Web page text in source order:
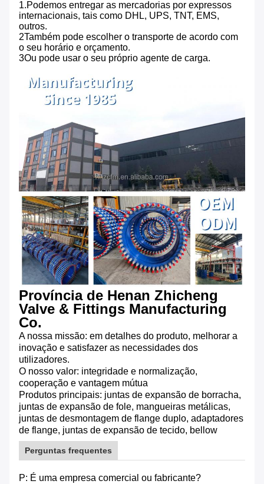
1.Podemos entregar as mercadorias por expressos
internacionais, tais como DHL, UPS, TNT, EMS,
outros.
2Também pode escolher o transporte de acordo com
o seu horário e orçamento.
3Ou pode usar o seu próprio agente de carga.
Província de Henan Zhicheng
Valve & Fittings Manufacturing
Co.
A nossa missão: em detalhes do produto, melhorar a
inovação e satisfazer as necessidades dos
utilizadores.
O nosso valor: integridade e normalização,
cooperação e vantagem mútua
Produtos principais: juntas de expansão de borracha,
juntas de expansão de fole, mangueiras metálicas,
juntas de desmontagem de flange duplo, adaptadores
de flange, juntas de expansão de tecido, bellow
Perguntas frequentes
P: É uma empresa comercial ou fabricante?